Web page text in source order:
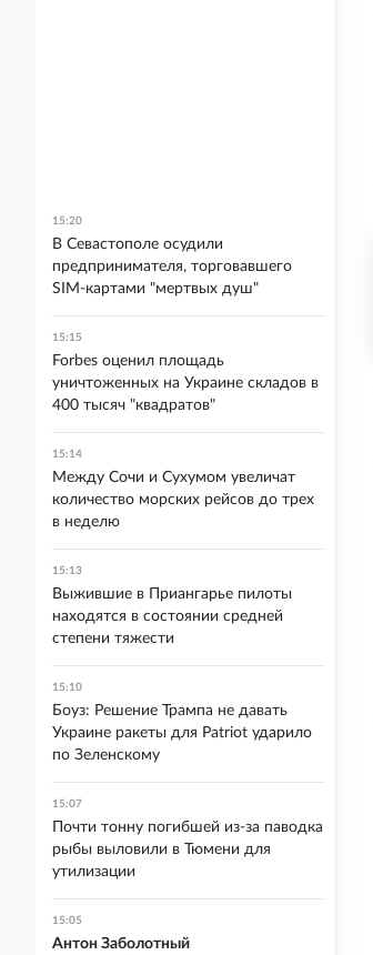
15:20
В Севастополе осудили
предпринимателя, торговавшего
SIM-картами "мертвых душ"
15:15
Forbes оценил площадь
уничтоженных на Украине складов в
400 тысяч "квадратов"
15:14
Между Сочи и Сухумом увеличат
количество морских рейсов до трех
в неделю
15:13
Выжившие в Приангарье пилоты
находятся в состоянии средней
степени тяжести
15:10
Боуз: Решение Трампа не давать
Украине ракеты для Patriot ударило
по Зеленскому
15:07
Почти тонну погибшей из-за паводка
рыбы выловили в Тюмени для
утилизации
15:05
Антон Заболотный